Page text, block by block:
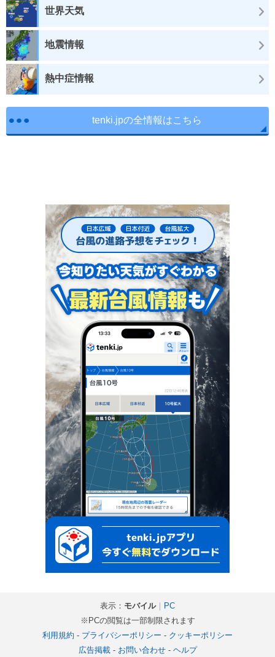
世界天気
地震情報
熱中症情報
tenki.jpの全情報はこちら
表示： モバイル｜ PC
※PCの閲覧は一部制限されます
利用規約 - プライバシーポリシー - クッキーポリシー
広告掲載- お問い合わせ- ヘルプ